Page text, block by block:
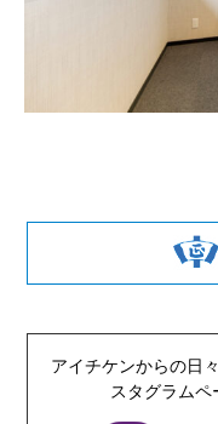
アイチケンからの日
スタグラムペ